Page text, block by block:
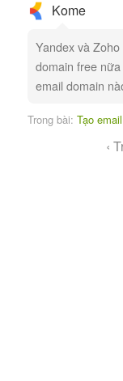
Kome
Yandex và
domain free
email domain
Trong bài: Tạo email
‹